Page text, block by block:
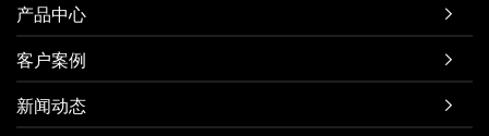
产品中心 
客户案例 
新闻动态 